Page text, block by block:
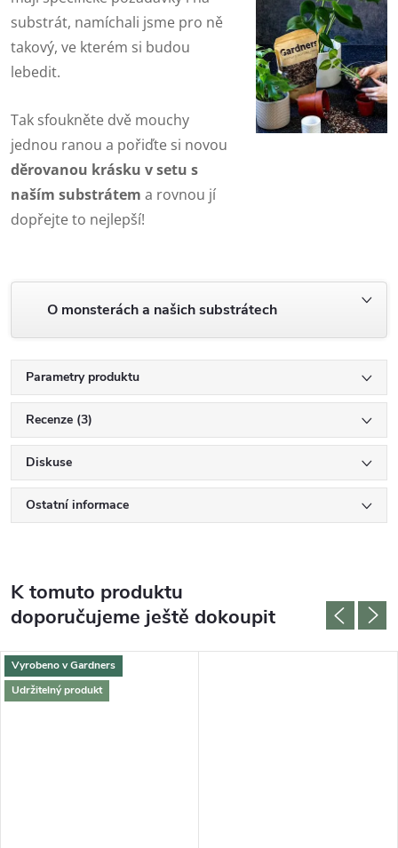
substrát, namíchali jsme pro ně
takový, ve kterém si budou
lebedit.
Tak sfoukněte dvě mouchy
jednou ranou a pořiďte si novou
děrovanou krásku v setu s
naším substrátem a rovnou jí
dopřejte to nejlepší!
O monsterách a našich substrátech
Parametry produktu
Recenze (3)
Diskuse
Ostatní informace
K tomuto produktu
doporučujeme ještě dokoupit
Vyrobeno v Gardners
Udržitelný produkt